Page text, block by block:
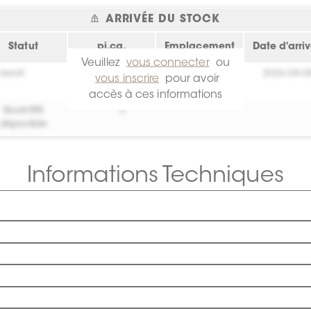
ARRIVÉE DU STOCK
Statut pi.ca. Emplacement Date
0
Crée toi un
compte !
Veuillez vous connecter
ou
vous inscrire
pour avoir
accès à ces informations
Informations Techniques